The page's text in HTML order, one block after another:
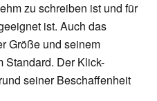
zu schreiben ist und für
ist. Auch das
Größe und seinem
Standard. Der Klick-
seiner Beschaffenheit